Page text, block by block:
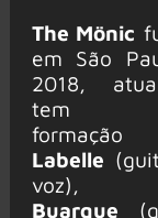
The Mönic
em São
2018,
tem
Labelle
Buarque